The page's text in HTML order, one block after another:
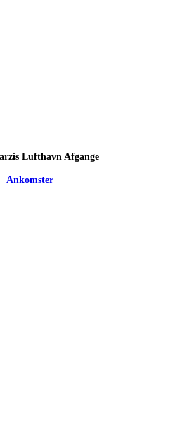
Lufthavn Afgange
Ankomster